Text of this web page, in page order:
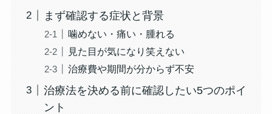
まず確認する症状と背景
噛めない・痛い・腫れる
見た目が気になり笑えない
治療費や期間が分からず不安
治療法を決める前に確認したい5つのポイ
ント